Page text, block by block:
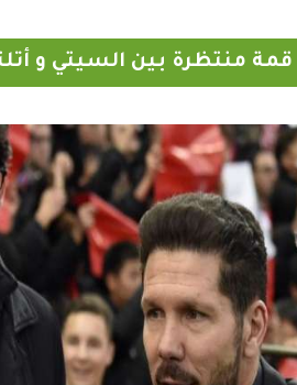
قمة منتظرة بين السيتي و